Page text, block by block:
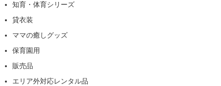
知育・体育シリーズ
貸衣装
ママの癒しグッズ
保育園用
販売品
エリア外対応レンタル品